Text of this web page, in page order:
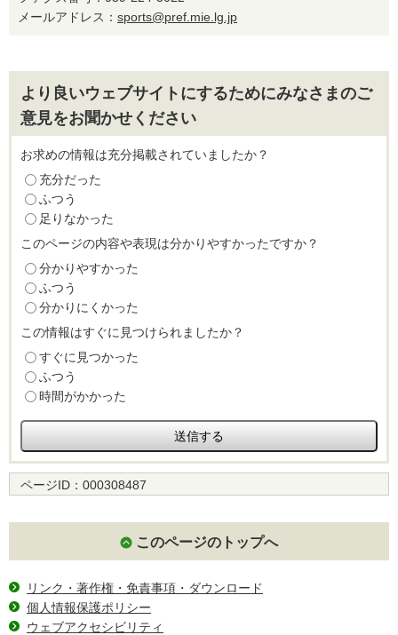
メールアドレス： sports@pref.mie.lg.jp
より良いウェブサイトにするためにみなさまのご
意見をお聞かせください
お求めの情報は充分掲載されていましたか？
充分だった
ふつう
足りなかった
このページの内容や表現は分かりやすかったですか？
分かりやすかった
ふつう
分かりにくかった
この情報はすぐに見つけられましたか？
すぐに見つかった
ふつう
時間がかかった
ページID： 000308487
このページのトップへ
リンク・著作権・免責事項・ダウンロード
個人情報保護ポリシー
ウェブアクセシビリティ